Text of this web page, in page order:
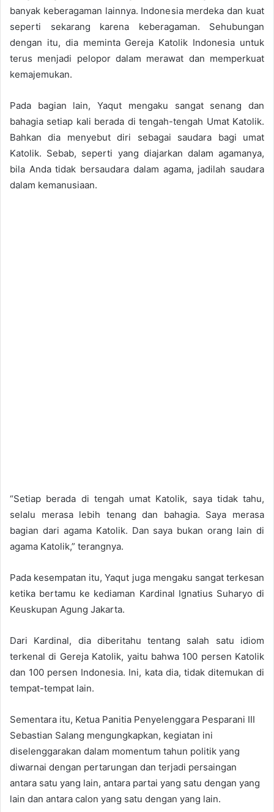
banyak keberagaman lainnya. Indonesia merdeka dan kuat
seperti sekarang karena keberagaman. Sehubungan
dengan itu, dia meminta Gereja Katolik Indonesia untuk
terus menjadi pelopor dalam merawat dan memperkuat
kemajemukan.
Pada bagian lain, Yaqut mengaku sangat senang dan
bahagia setiap kali berada di tengah-tengah Umat Katolik.
Bahkan dia menyebut diri sebagai saudara bagi umat
Katolik. Sebab, seperti yang diajarkan dalam agamanya,
bila Anda tidak bersaudara dalam agama, jadilah saudara
dalam kemanusiaan.
“Setiap berada di tengah umat Katolik, saya tidak tahu,
selalu merasa lebih tenang dan bahagia. Saya merasa
bagian dari agama Katolik. Dan saya bukan orang lain di
agama Katolik,” terangnya.
Pada kesempatan itu, Yaqut juga mengaku sangat terkesan
ketika bertamu ke kediaman Kardinal Ignatius Suharyo di
Keuskupan Agung Jakarta.
Dari Kardinal, dia diberitahu tentang salah satu idiom
terkenal di Gereja Katolik, yaitu bahwa 100 persen Katolik
dan 100 persen Indonesia. Ini, kata dia, tidak ditemukan di
tempat-tempat lain.
Sementara itu, Ketua Panitia Penyelenggara Pesparani III
Sebastian Salang mengungkapkan, kegiatan ini
diselenggarakan dalam momentum tahun politik yang
diwarnai dengan pertarungan dan terjadi persaingan
antara satu yang lain, antara partai yang satu dengan yang
lain dan antara calon yang satu dengan yang lain.